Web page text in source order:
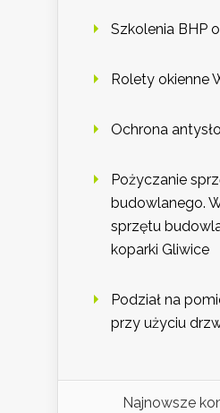
Szkolenia BHP
Rolety okienne
Ochrona
Pożyczanie
budowlanego.
sprzętu
koparki Gliwice
Podział na
przy użyciu
Najnowsze